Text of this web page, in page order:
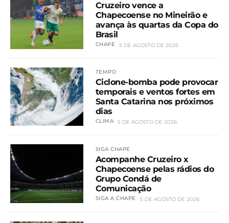
Cruzeiro vence a
Chapecoense no Mineirão e
avança às quartas da Copa do
Brasil
CHAPE 5 DE AGOSTO DE 2026
TEMPO
Ciclone-bomba pode provocar
temporais e ventos fortes em
Santa Catarina nos próximos
dias
CLIMA 5 DE AGOSTO DE 2026
SIGA CHAPE
Acompanhe Cruzeiro x
Chapecoense pelas rádios do
Grupo Condá de
Comunicação
SIGA A CHAPE 5 DE AGOSTO DE 2026